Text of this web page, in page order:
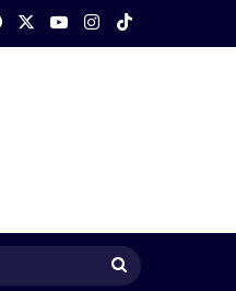
FacebookYouTubeInstagram
Procurar